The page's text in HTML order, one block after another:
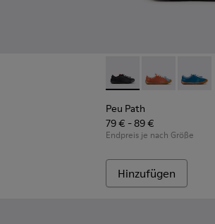
mit Gummilaufsohlen.
Bootsschuhe aus Leder für
- Braune Bootsschuhe aus Leder für
001 - Blaue Bootsschuhe aus
Peu Path -Peu Path -
Peu
Peu Path
79 € - 89 €
Endpreis je nach Größe
Hinzufügen